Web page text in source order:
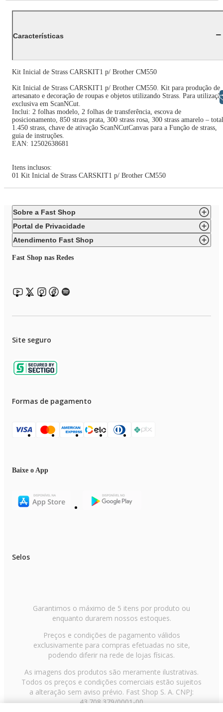
Características
Kit Inicial de Strass CARSKIT1 p/ Brother CM550
Kit Inicial de Strass CARSKIT1 p/ Brother CM550. Kit para produção de
artesanato e decoração de roupas e objetos utilizando Strass. Para
exclusiva em ScanNCut.
Inclui: 2 folhas modelo, 2 folhas de transferência, escova de
posicionamento, 850 strass prata, 300 strass rosa, 300 strass amarelo – total
1.450 strass, chave de ativação ScanNCutCanvas para a Função de strass,
guia de instruções.
EAN: 12502638681
Itens inclusos:
01 Kit Inicial de Strass CARSKIT1 p/ Brother CM550
Sobre a Fast Shop
Portal de Privacidade
Atendimento Fast Shop
Fast Shop nas Redes
Site seguro
Formas de pagamento
Baixe o App
Selos
Garantimos o máximo de 5 itens por produto ou
enquanto durarem nossos estoques.
Preços e condições de pagamento válidos
exclusivamente para compras efetuadas no site,
podendo diferir na rede de lojas físicas.
As imagens dos produtos são meramente ilustrativas.
Todos os preços e condições comerciais estão sujeitos
a alteração sem aviso prévio. Fast Shop S. A. CNPJ:
43.708.379/0001-00
Libras